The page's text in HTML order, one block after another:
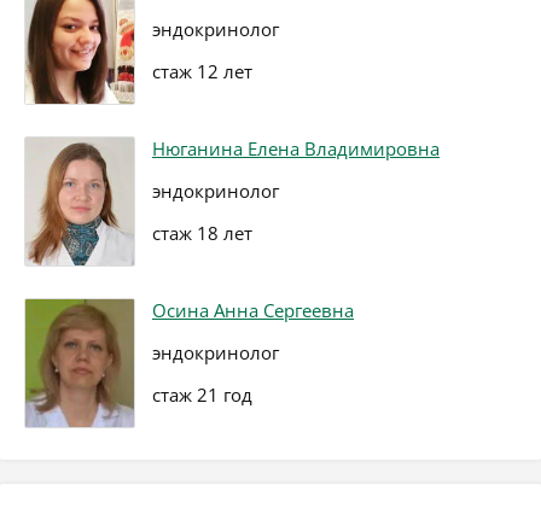
эндокринолог
стаж 12 лет
Нюганина Елена Владимировна
эндокринолог
стаж 18 лет
Осина Анна Сергеевна
эндокринолог
стаж 21 год